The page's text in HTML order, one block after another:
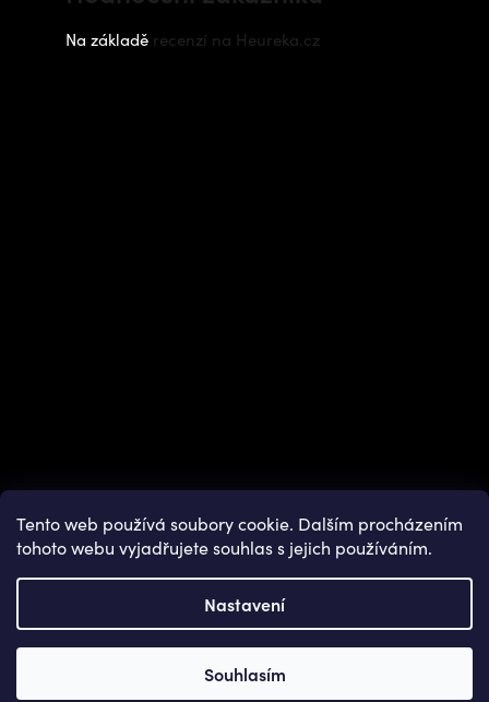
Tento web používá soubory cookie. Dalším procházením
tohoto webu vyjadřujete souhlas s jejich používáním.
Nastavení
Souhlasím
Na základě recenzí na Heureka.cz
Vytvořil Shoptet
Copyright 2026OUTDOOR SHOPS. Všechna práva vyhrazena.